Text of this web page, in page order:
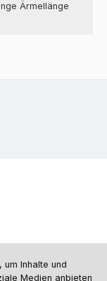
Ärmellänge
Inhalte und
Medien anbieten